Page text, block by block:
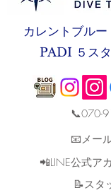
カレントブル
PADI ５ス
📞070-
📧メー
📲LINE公式ア
​📝スタ